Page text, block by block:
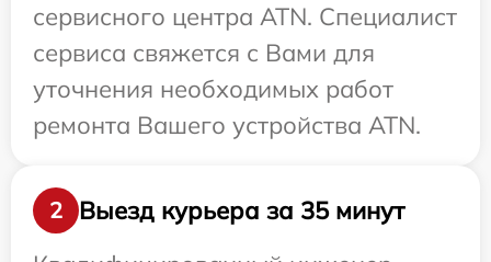
сервисного центра ATN. Специалист
сервиса свяжется с Вами для
уточнения необходимых работ
ремонта Вашего устройства ATN.
2
Выезд курьера за 35 минут